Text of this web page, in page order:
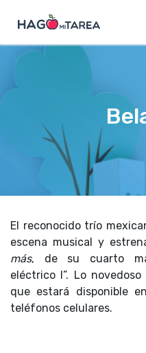
El reconocido trío
escena musical y
más, de su cuarto
eléctrico I”. Lo
que estará disponible
teléfonos celulares.